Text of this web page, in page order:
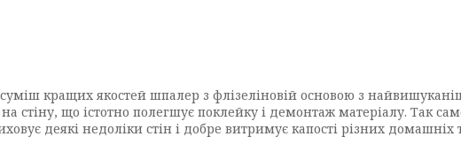
суміш кращих якостей шпалер з флізеліновій основою з
стіну, що істотно полегшує поклейку і демонтаж матеріалу. Так
деякі недоліки стін і добре витримує капості різних домашніх